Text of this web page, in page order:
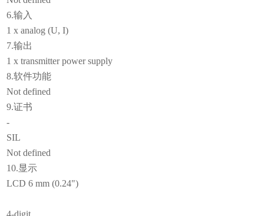
6.输入
1 x analog (U, I)
7.输出
1 x transmitter power supply
8.软件功能
Not defined
9.证书
-
SIL
Not defined
10.显示
LCD 6 mm (0.24")